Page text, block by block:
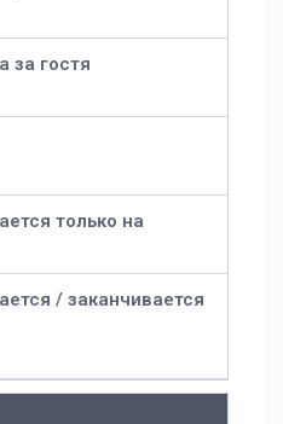
за гостя
только на
/ заканчивается